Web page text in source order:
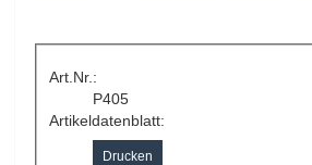
Art.Nr.:
P405
Artikeldatenblatt:
Drucken